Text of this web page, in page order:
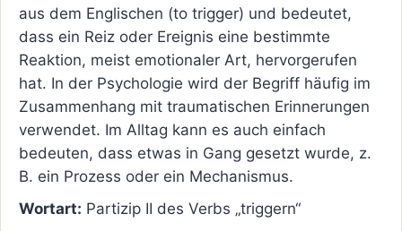
aus dem Englischen (to trigger) und bedeutet,
dass ein Reiz oder Ereignis eine bestimmte
Reaktion, meist emotionaler Art, hervorgerufen
hat. In der Psychologie wird der Begriff häufig im
Zusammenhang mit traumatischen Erinnerungen
verwendet. Im Alltag kann es auch einfach
bedeuten, dass etwas in Gang gesetzt wurde, z.
B. ein Prozess oder ein Mechanismus.
Wortart: Partizip II des Verbs „triggern“